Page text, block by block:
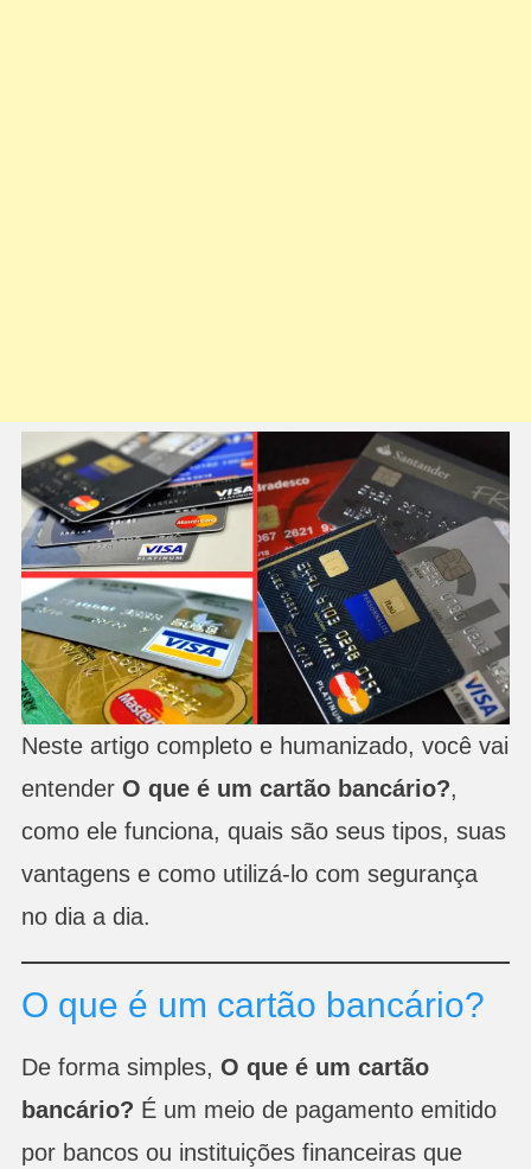
Neste artigo completo e humanizado, você vai
entender O que é um cartão bancário?,
como ele funciona, quais são seus tipos, suas
vantagens e como utilizá-lo com segurança
no dia a dia.
O que é um cartão bancário?
De forma simples, O que é um cartão
bancário? É um meio de pagamento emitido
por bancos ou instituições financeiras que